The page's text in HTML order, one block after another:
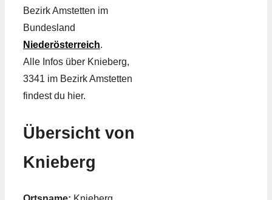
Bezirk Amstetten im
Bundesland
Niederösterreich.
Alle Infos über Knieberg,
3341 im Bezirk Amstetten
findest du hier.
Übersicht von
Knieberg